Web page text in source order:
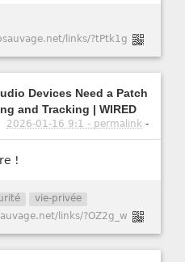
links/?tPtk1g
Devices Need a Patch
and Tracking | WIRED
2026-01-16 9:1 - permalink -
!
vie-privée
links/?OZ2g_w